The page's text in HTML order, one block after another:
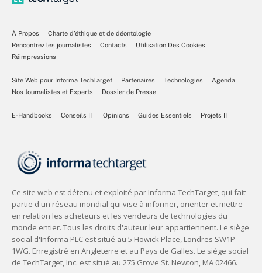
À Propos
Charte d’éthique et de déontologie
Rencontrez les journalistes
Contacts
Utilisation Des Cookies
Réimpressions
Site Web pour Informa TechTarget Partenaires Technologies
Agenda
Nos Journalistes et Experts
Dossier de Presse
E-Handbooks Conseils IT Opinions Guides Essentiels Projets IT